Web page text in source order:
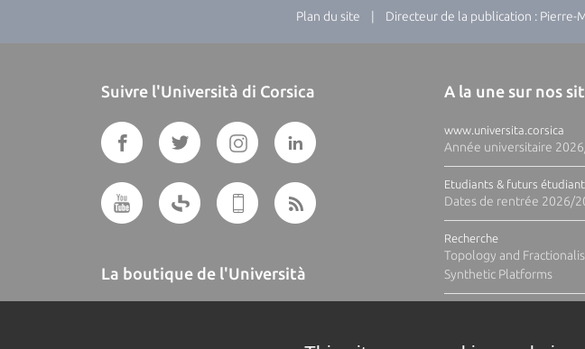
Plan du site | Directeur de la publication : Pierre-
Suivre l'Università di Corsica
La boutique de l'Università
A la une sur nos
www.universita.corsica
Année universitaire
Etudiants & futurs
Dates de rentrée 2026/
Recherche
Topology and
Synthetic Platforms